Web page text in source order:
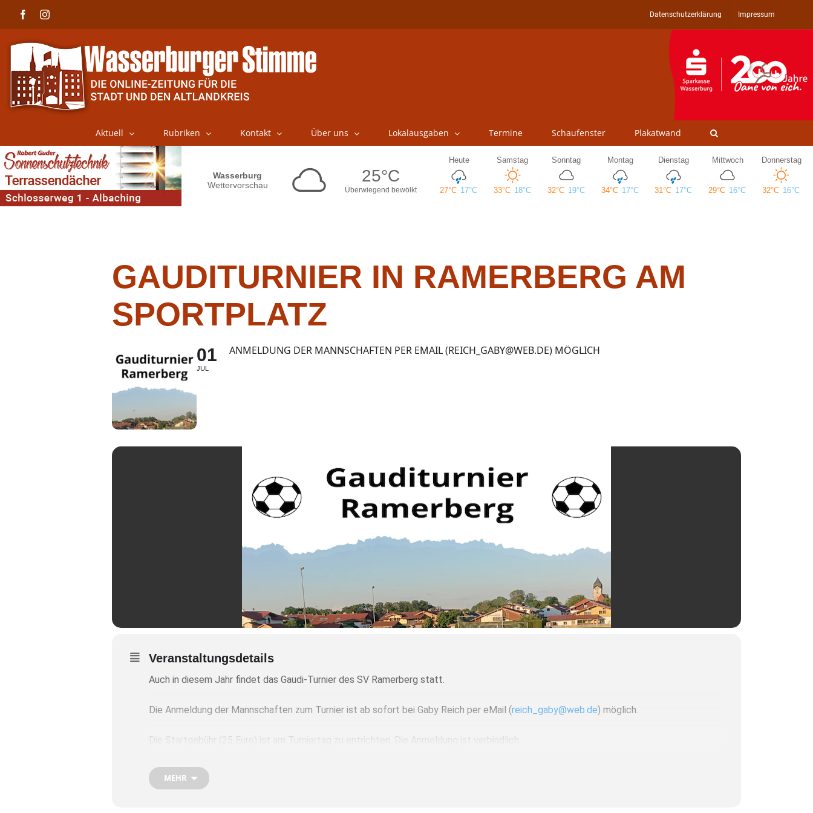
FacebookInstagram Datenschutzerklärung Impressum
Aktuell Rubriken Kontakt Über uns Lokalausgaben Termine Schaufenster Plakatwand
GAUDITURNIER IN RAMERBERG AM
SPORTPLATZ
01
JUL
ANMELDUNG DER MANNSCHAFTEN PER EMAIL (REICH_GABY@WEB.DE) MÖGLICH
Veranstaltungsdetails
Auch in diesem Jahr findet das Gaudi-Turnier des SV Ramerberg statt.
Die Anmeldung der Mannschaften zum Turnier ist ab sofort bei Gaby Reich per eMail (reich_gaby@web.de) möglich.
Die Startgebühr (25 Euro) ist am Turniertag zu entrichten. Die Anmeldung ist verbindlich.
Das Turnier findet
MEHR